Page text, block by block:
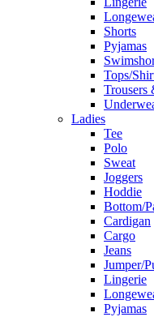
Shorts
Pyjamas
Tops/
Trousers
Ladies
Tee
Polo
Sweat
Joggers
Hoddie
Bottom/
Cardigan
Cargo
Jeans
Jumper/
Lingerie
Pyjamas